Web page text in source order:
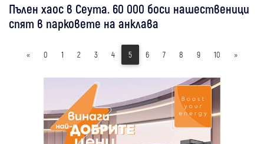
Пълен хаос в Сеута. 60 000 боси нашественици
спят в парковете на анклава
« 0 1 2 3 4 5 6 7 8 9 10 »